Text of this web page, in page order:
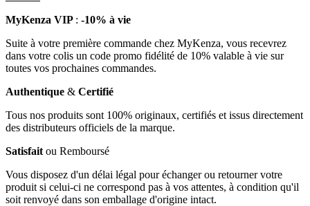
MyKenza VIP : -10% à vie
Suite à votre première commande chez MyKenza, vous recevrez
dans votre colis un code promo fidélité de 10% valable à vie sur
toutes vos prochaines commandes.
Authentique & Certifié
Tous nos produits sont 100% originaux, certifiés et issus directement
des distributeurs officiels de la marque.
Satisfait ou Remboursé
Vous disposez d'un délai légal pour échanger ou retourner votre
produit si celui-ci ne correspond pas à vos attentes, à condition qu'il
soit renvoyé dans son emballage d'origine intact.